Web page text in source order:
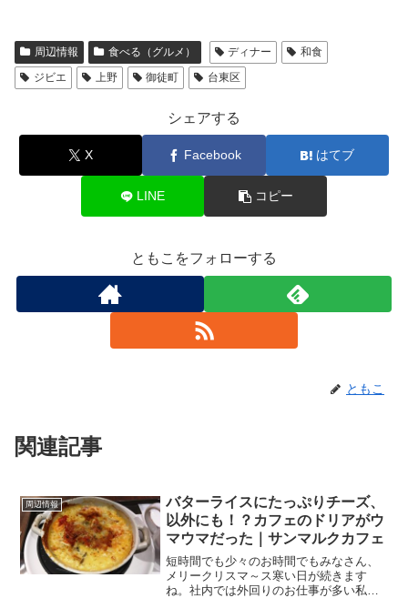
周辺情報 食べる（グルメ） ディナー
和食
ジビエ
上野 御徒町 台東区
シェアする
X Facebook はてブ
LINE コピー
ともこをフォローする
ともこ
関連記事
周辺情報
バターライスにたっぷりチーズ、
以外にも！？カフェのドリアがウ
マウマだった｜サンマルクカフェ
短時間でも少々のお時間でもみなさん、
メリークリスマ～ス寒い日が続きます
ね。社内では外回りのお仕事が多い私な